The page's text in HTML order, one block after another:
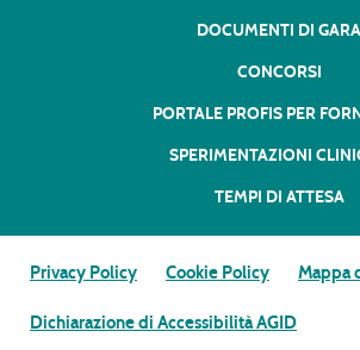
DOCUMENTI DI GARA
CONCORSI
PORTALE PROFIS PER
SPERIMENTAZIONI
TEMPI DI ATTESA
Privacy Policy Cookie Policy Mappa
Dichiarazione di Accessibilità AGID